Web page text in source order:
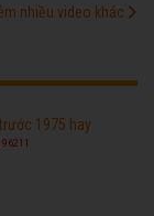
nhiều video khác
1975 hay
96211